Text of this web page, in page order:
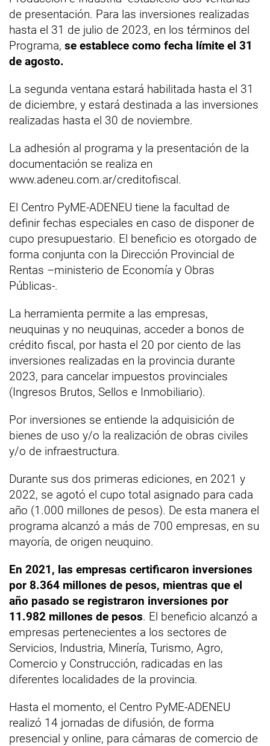
de presentación. Para las inversiones realizadas
hasta el 31 de julio de 2023, en los términos del
Programa, se establece como fecha límite el 31
de agosto.
La segunda ventana estará habilitada hasta el 31
de diciembre, y estará destinada a las inversiones
realizadas hasta el 30 de noviembre.
La adhesión al programa y la presentación de la
documentación se realiza en
www.adeneu.com.ar/creditofiscal.
El Centro PyME-ADENEU tiene la facultad de
definir fechas especiales en caso de disponer de
cupo presupuestario. El beneficio es otorgado de
forma conjunta con la Dirección Provincial de
Rentas –ministerio de Economía y Obras
Públicas-.
La herramienta permite a las empresas,
neuquinas y no neuquinas, acceder a bonos de
crédito fiscal, por hasta el 20 por ciento de las
inversiones realizadas en la provincia durante
2023, para cancelar impuestos provinciales
(Ingresos Brutos, Sellos e Inmobiliario).
Por inversiones se entiende la adquisición de
bienes de uso y/o la realización de obras civiles
y/o de infraestructura.
Durante sus dos primeras ediciones, en 2021 y
2022, se agotó el cupo total asignado para cada
año (1.000 millones de pesos). De esta manera el
programa alcanzó a más de 700 empresas, en su
mayoría, de origen neuquino.
En 2021, las empresas certificaron inversiones
por 8.364 millones de pesos, mientras que el
año pasado se registraron inversiones por
11.982 millones de pesos. El beneficio alcanzó a
empresas pertenecientes a los sectores de
Servicios, Industria, Minería, Turismo, Agro,
Comercio y Construcción, radicadas en las
diferentes localidades de la provincia.
Hasta el momento, el Centro PyME-ADENEU
realizó 14 jornadas de difusión, de forma
presencial y online, para cámaras de comercio de